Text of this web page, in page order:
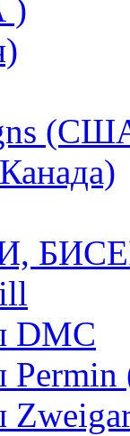
)
DMC
Permin